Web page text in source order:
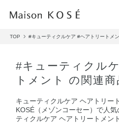
TOP #キューティクルケア #ヘアトリートメ
#キューティクル
トメント の関連
キューティクルケア ヘアトリー
KOSÉ（メゾンコーセー）で人
ティクルケア ヘアトリートメン